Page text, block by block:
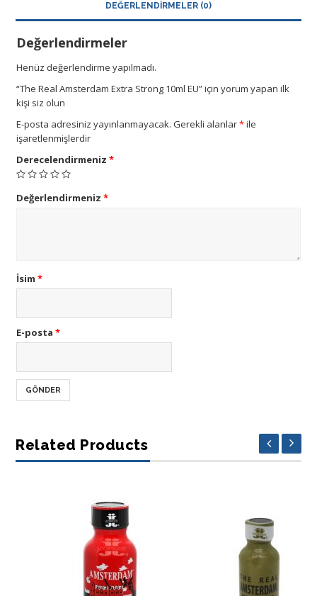
DEĞERLENDIRMELER (0)
Değerlendirmeler
Henüz değerlendirme yapılmadı.
“The Real Amsterdam Extra Strong 10ml EU” için yorum yapan ilk
kişi siz olun
E-posta adresiniz yayınlanmayacak. Gerekli alanlar*ile
işaretlenmişlerdir
Derecelendirmeniz *
Değerlendirmeniz *
İsim *
E-posta *
Related Products